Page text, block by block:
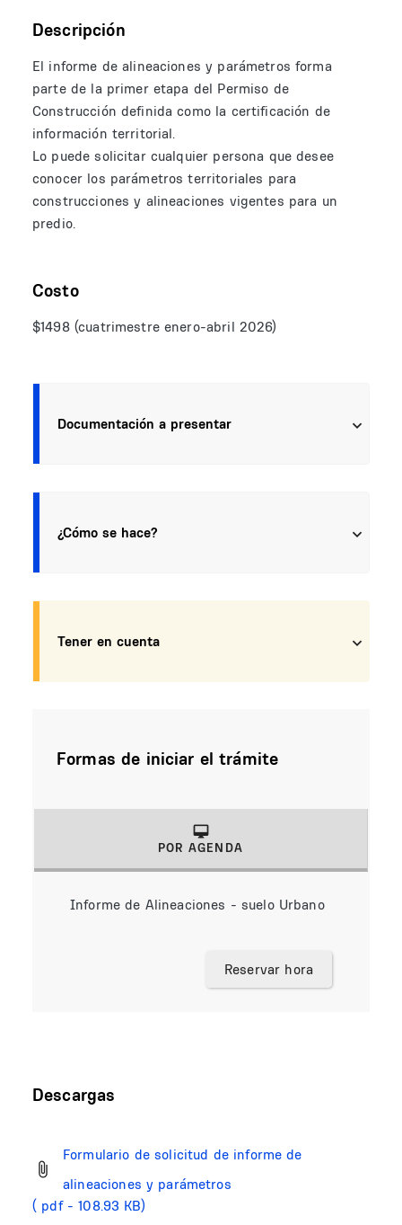
Descripción
El informe de alineaciones y parámetros forma
parte de la primer etapa del Permiso de
Construcción definida como la certificación de
información territorial.
Lo puede solicitar cualquier persona que desee
conocer los parámetros territoriales para
construcciones y alineaciones vigentes para un
predio.
Costo
$1498 (cuatrimestre enero-abril 2026)
Documentación a presentar
¿Cómo se hace?
Tener en cuenta
Formas de iniciar el trámite
POR AGENDA
Informe de Alineaciones - suelo Urbano
Reservar hora
Descargas
Formulario de solicitud de informe de
alineaciones y parámetros
( pdf - 108.93 KB)